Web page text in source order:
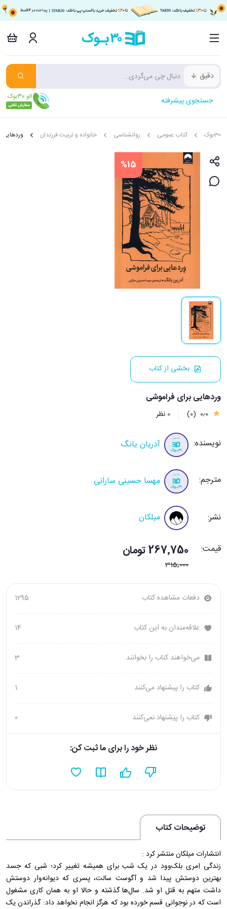
دقیق
جستجوی پیشرفته
30بوک کتاب عمومی روانشناسی خانواده و تربیت فرزندان وردهایی
%15
بخشی از کتاب
وردهایی برای فراموشی
0٫0 (0) 0 نظر
نویسنده: آدریان یانگ
مترجم: مهسا حسینی سارانی
نشر: میلکان
قیمت: 267٬750 تومان
315٬000
دفعات مشاهده کتاب 1295
علاقه‌مندان به این کتاب 14
می‌خواهند کتاب را بخوانند. 3
کتاب را پیشنهاد می‌کنند 1
کتاب را پیشنهاد نمی‌کنند 0
نظر خود را برای ما ثبت کن:
توضیحات کتاب
انتشارات میلکان منتشر کرد :
زندگی اِمری بلک‌وود در یک شب برای همیشه تغییر کرد؛ شبی که جسد
بهترین دوستش پیدا شد و آگوست سالت، پسری که دیوانه‌وار دوستش
داشت متهم به قتل او شد. سال‌ها گذشته و حالا او به همان کاری مشغول
است که در نوجوانی قسم خورده بود که هرگز انجام نخواهد داد: گذراندن یک